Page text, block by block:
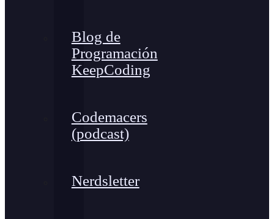
Blog de
Programación
KeepCoding
Codemacers
(podcast)
Nerdsletter